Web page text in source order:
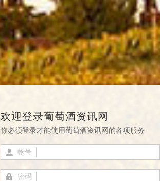
欢迎登录葡萄酒资讯网
你必须登录才能使用葡萄酒资讯网的各项服务
帐号
密码